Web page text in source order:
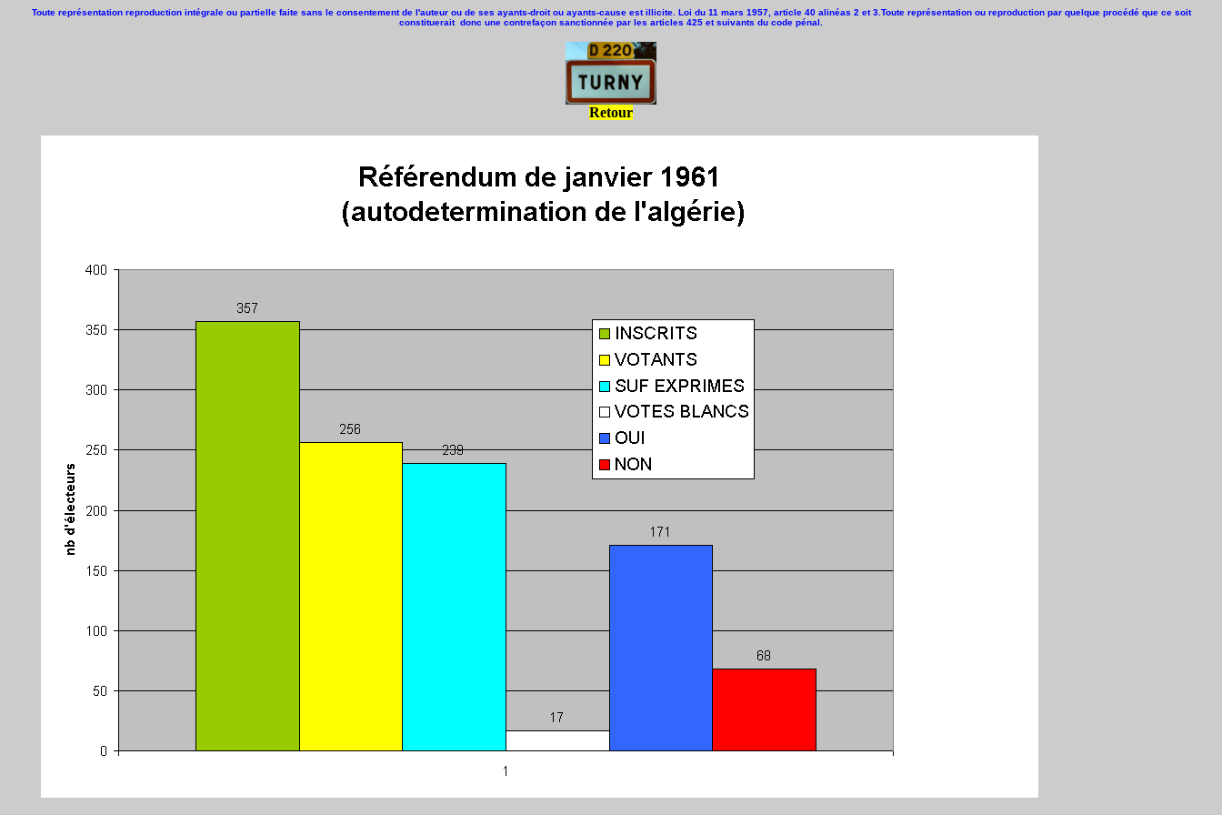
Toute représentation reproduction intégrale ou partielle faite sans le consentement de l'auteur ou de ses ayants-droit ou ayants-cause est illicite. Loi du 11 mars 1957, article 40 alinéas 2 et 3.Toute représentation ou reproduction par quelque procédé que ce soit
constituerait donc une contrefaçon sanctionnée par les articles 425 et suivants du code pénal.
Retour